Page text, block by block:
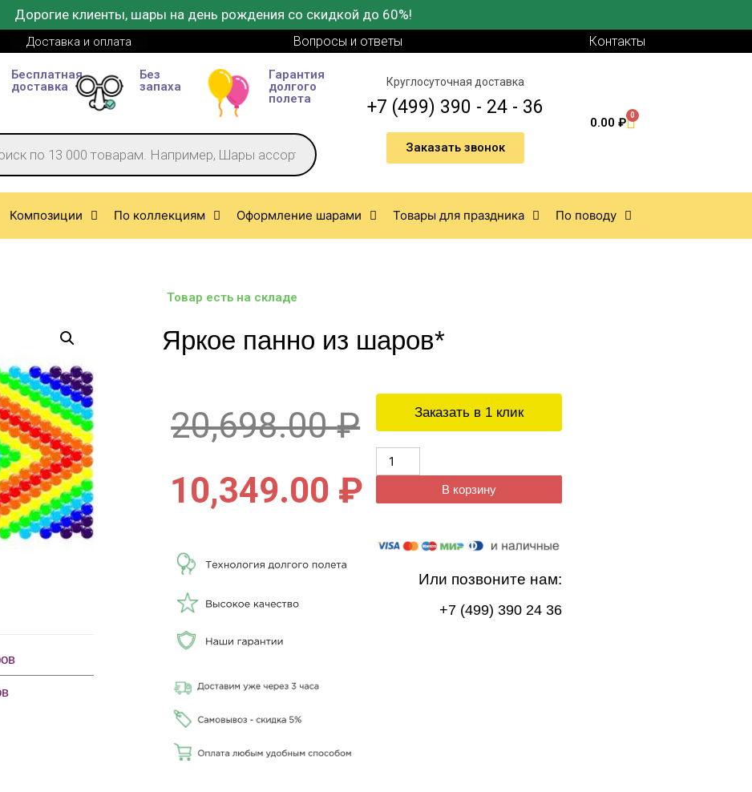
Дорогие клиенты, шары на день рождения со скидкой до 60%!
Доставка и оплата Вопросы и ответы Контакты
Бесплатная
доставка
Без
запаха
Гарантия
долгого
полета
Круглосуточная доставка
+7 (499) 390 - 24 - 36
Заказать звонок
0.00₽ 0
Композиции По коллекциям Оформление шарами Товары для праздника По поводу
Товар есть на складе
Яркое панно из шаров*
20,698.00₽
10,349.00 ₽
Заказать в 1 клик
В корзину
Или позвоните нам:
+7 (499) 390 24 36